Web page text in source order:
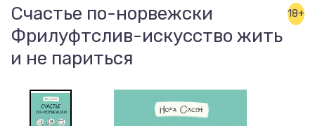
Счастье по-норвежски
Фрилуфтслив-искусство жить
и не париться
18+